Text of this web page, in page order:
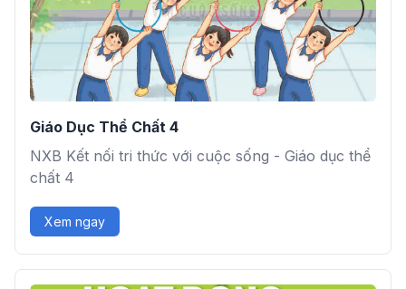
Giáo Dục Thể Chất 4
NXB Kết nối tri thức với cuộc sống - Giáo dục thể
chất 4
Xem ngay